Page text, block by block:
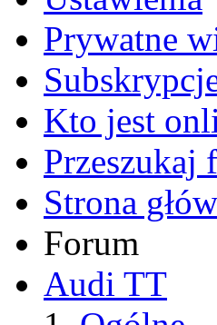
Prywatne
Kto jest
Przeszukaj
Strona
Forum
Audi TT